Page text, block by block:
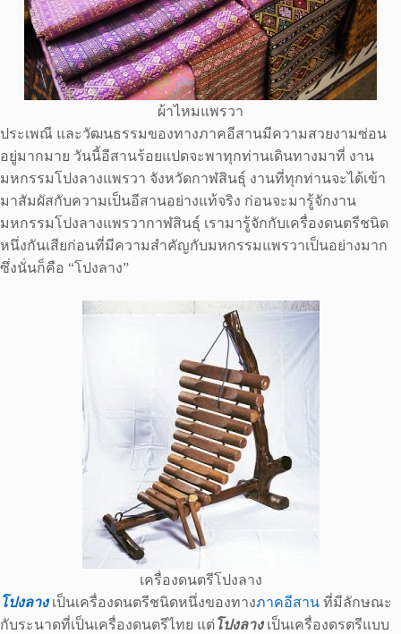
ผ้าไหมแพรวา
ประเพณี และวัฒนธรรมของทางภาคอีสานมีความสวยงามซ่อน
อยู่มากมาย วันนี้อีสานร้อยแปดจะพาทุกท่านเดินทางมาที่ งาน
มหกรรมโปงลางแพรวา จังหวัดกาฬสินธุ์ งานที่ทุกท่านจะได้เข้า
มาสัมผัสกับความเป็นอีสานอย่างแท้จริง ก่อนจะมารู้จักงาน
มหกรรมโปงลางแพรวากาฬสินธุ์ เรามารู้จักกับเครื่องดนตรีชนิด
หนึ่งกันเสียก่อนที่มีความสำคัญกับมหกรรมแพรวาเป็นอย่างมาก
ซึ่งนั่นก็คือ “โปงลาง”
เครื่องดนตรีโปงลาง
โปงลาง เป็นเครื่องดนตรีชนิดหนึ่งของทางภาคอีสาน ที่มีลักษณะ
กับระนาดที่เป็นเครื่องดนตรีไทย แต่ โปงลางเป็นเครื่องดรตรีแบบ